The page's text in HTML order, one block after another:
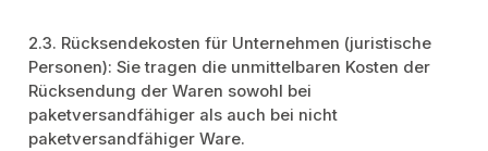
2.3. Rücksendekosten für Unternehmen (juristische
Personen): Sie tragen die unmittelbaren Kosten der
Rücksendung der Waren sowohl bei
paketversandfähiger als auch bei nicht
paketversandfähiger Ware.